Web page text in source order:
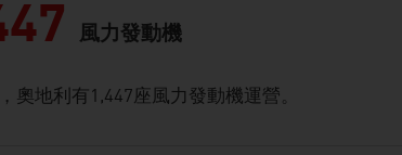
風力發動機
奧地利有1,447座風力發動機運營。